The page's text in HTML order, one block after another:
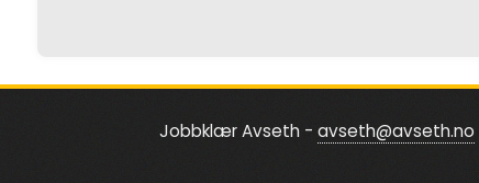
may
Jobbklær Avseth - avseth@avseth.no